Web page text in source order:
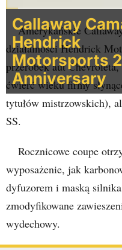
Callaway
Hendrick
Motorsports
Anniversary
Amerykańskie
działalności Hendrick
przeróbek aut
ćwierć wieku firmy
tytułów mistrzowskich),
SS.
Rocznicowe coupe
wyposażenie, jak
dyfuzorem i maską
zmodyfikowane
wydechowy.